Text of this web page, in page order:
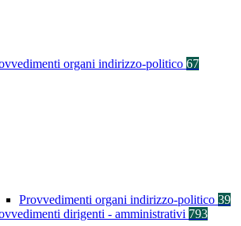
organi indirizzo-politico 67
Provvedimenti organi indirizzo-politico 39
dirigenti - amministrativi 793